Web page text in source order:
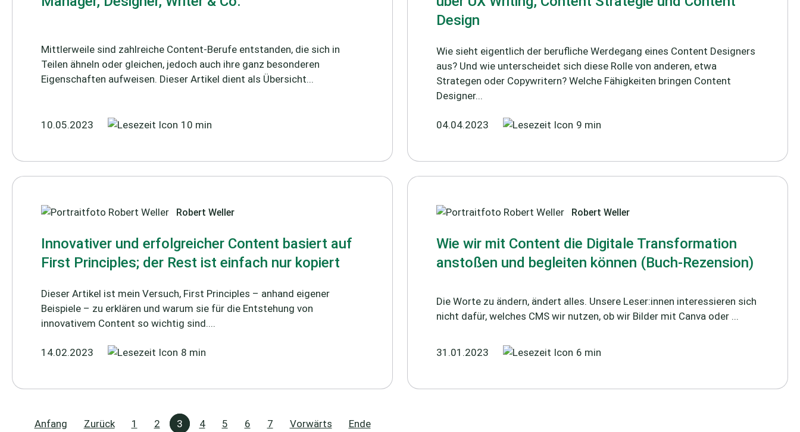
Mittlerweile sind zahlreiche Content-Berufe entstanden, die sich in
Teilen ähneln oder gleichen, jedoch auch ihre ganz besonderen
Eigenschaften aufweisen. Dieser Artikel dient als Übersicht...
10.05.2023 10 min
Design
Wie sieht eigentlich der berufliche Werdegang eines Content Designers
aus? Und wie unterscheidet sich diese Rolle von anderen, etwa
Strategen oder Copywritern? Welche Fähigkeiten bringen Content
Designer...
04.04.2023 9 min
Robert Weller
Innovativer und erfolgreicher Content basiert auf
First Principles; der Rest ist einfach nur kopiert
Dieser Artikel ist mein Versuch, First Principles – anhand eigener
Beispiele – zu erklären und warum sie für die Entstehung von
innovativem Content so wichtig sind....
14.02.2023 8 min
Robert Weller
Wie wir mit Content die Digitale Transformation
anstoßen und begleiten können (Buch-Rezension)
Die Worte zu ändern, ändert alles. Unsere Leser:innen interessieren sich
nicht dafür, welches CMS wir nutzen, ob wir Bilder mit Canva oder ...
31.01.2023 6 min
Anfang Zurück 1 2 3 4 5 6 7 Vorwärts Ende